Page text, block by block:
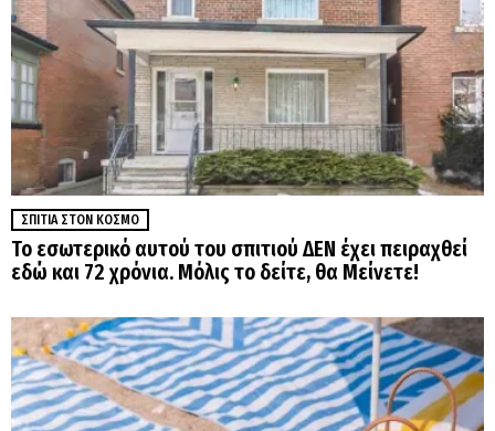
ΣΠΊΤΙΑ ΣΤΟΝ ΚΌΣΜΟ
Το εσωτερικό αυτού του σπιτιού ΔΕΝ έχει πειραχθεί
εδώ και 72 χρόνια. Μόλις το δείτε, θα Μείνετε!